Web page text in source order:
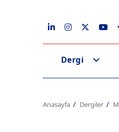
Dergi
Anasayfa Dergiler